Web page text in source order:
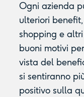
Ogni azienda
ulteriori
shopping e altri
buoni motivi
vista del
si sentiranno
positivo sulla